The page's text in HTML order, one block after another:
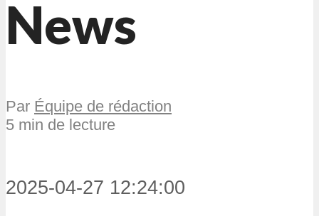
News
Par Équipe de rédaction
5 min de lecture
2025-04-27 12:24:00